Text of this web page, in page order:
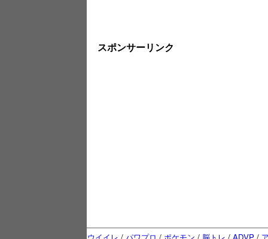
スポンサーリンク